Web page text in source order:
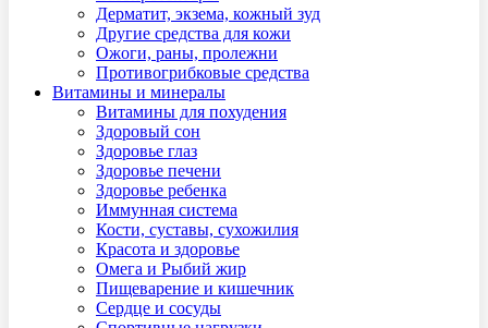
Дерматит, экзема, кожный зуд
Другие средства для кожи
Ожоги, раны, пролежни
Противогрибковые средства
Витамины и минералы
Витамины для похудения
Здоровый сон
Здоровье глаз
Здоровье печени
Здоровье ребенка
Иммунная система
Кости, суставы, сухожилия
Красота и здоровье
Омега и Рыбий жир
Пищеварение и кишечник
Сердце и сосуды